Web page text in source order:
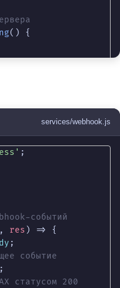
() {
.update_id + 1;
services/webhook.js
;
событий
, res ) => {
;
событие
статусом 200